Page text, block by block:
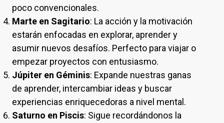
poco convencionales.
Marte en Sagitario: La acción y la motivación
estarán enfocadas en explorar, aprender y
asumir nuevos desafíos. Perfecto para viajar o
empezar proyectos con entusiasmo.
Júpiter en Géminis: Expande nuestras ganas
de aprender, intercambiar ideas y buscar
experiencias enriquecedoras a nivel mental.
Saturno en Piscis: Sigue recordándonos la